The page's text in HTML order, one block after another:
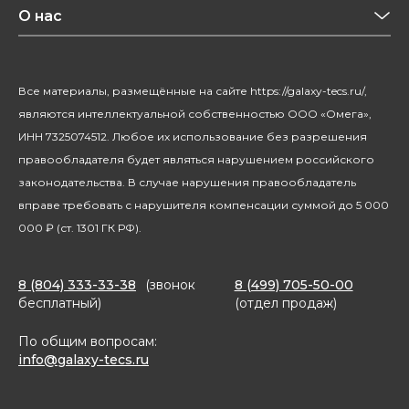
Красота и здоровье
Уход за домом
Посуда
О нас
Благотворительность
Все материалы, размещённые на сайте https://galaxy-tecs.ru/,
являются интеллектуальной собственностью ООО «Омега»,
ИНН 7325074512. Любое их использование без разрешения
правообладателя будет являться нарушением российского
законодательства. В случае нарушения правообладатель
вправе требовать с нарушителя компенсации суммой до 5 000
000 ₽ (ст. 1301 ГК РФ).
8 (804) 333-33-38
(звонок
бесплатный)
8 (499) 705-50-00
(отдел продаж)
По общим вопросам:
info@galaxy-tecs.ru